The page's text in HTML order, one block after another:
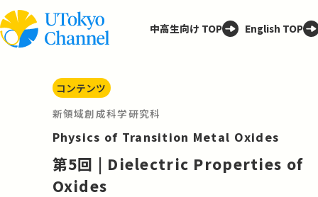
中高生向け TOP English TOP
コンテンツ
新領域創成科学研究科
Physics of Transition Metal Oxides
第5回 | Dielectric Properties of
Oxides